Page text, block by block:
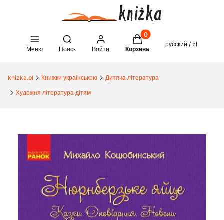
Меню
Open search engine
Поиск Войти
Товары в корзине: 0.
Корзина
русский / zł
knizka.pl Книжки українською
Дитяча література
Художня література дітям